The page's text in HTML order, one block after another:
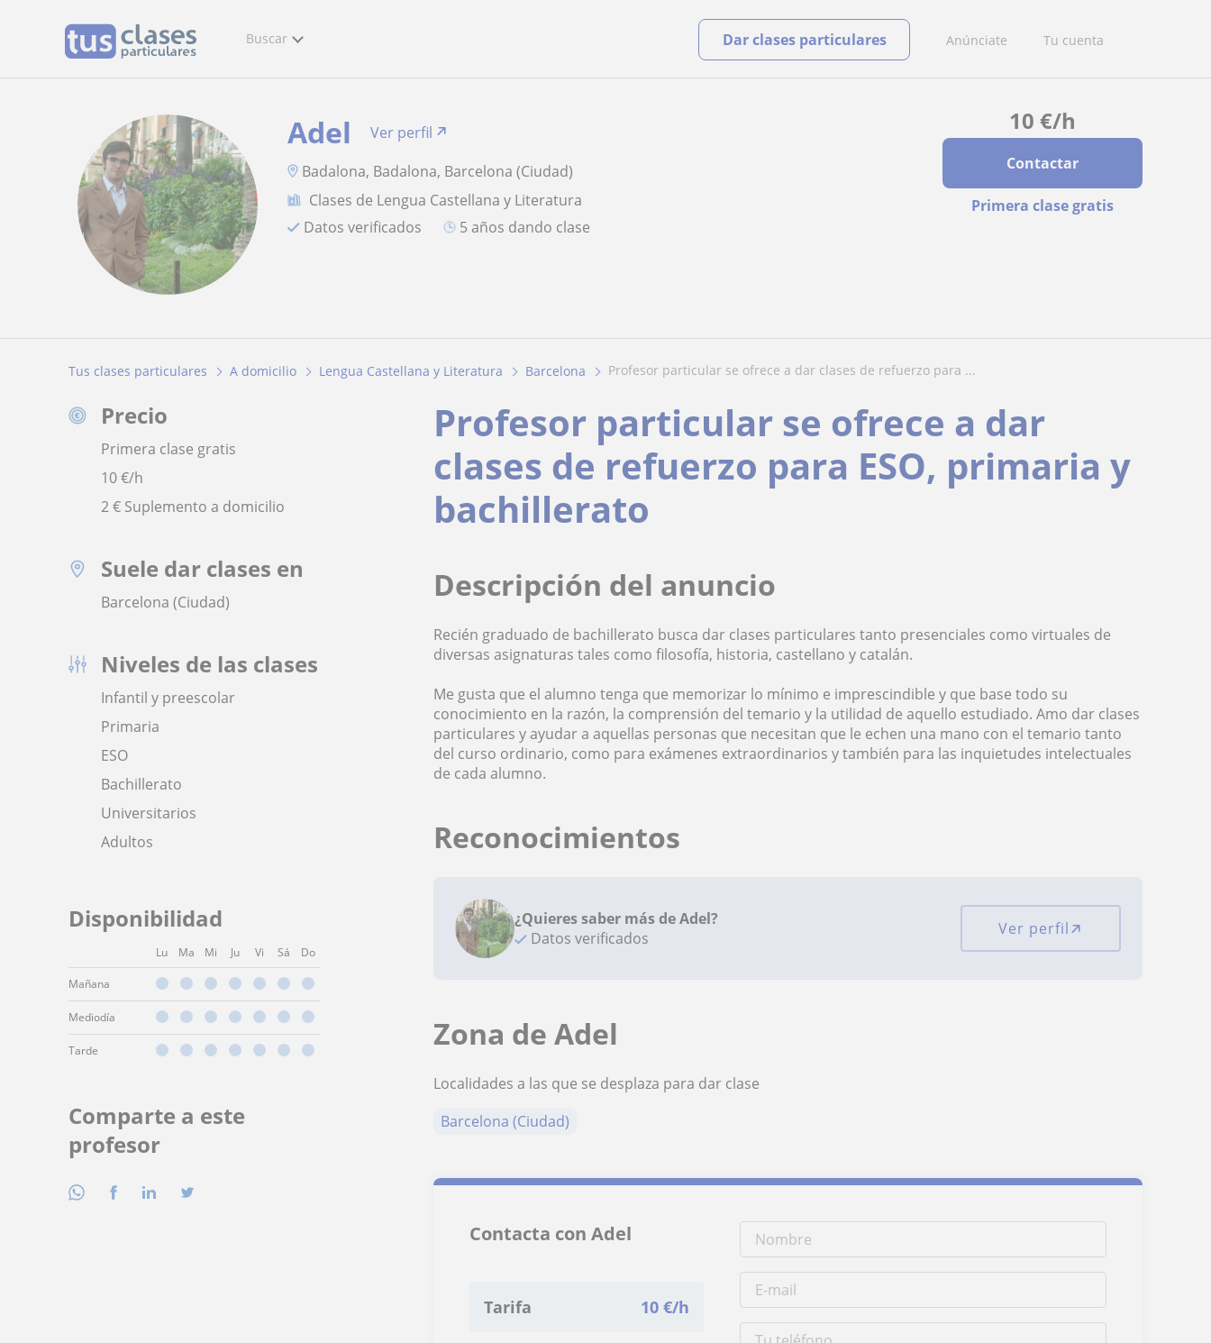
Buscar Anúnciate Tu cuenta
Dar clases particulares
10 €/h
Contactar
Primera clase gratis
Adel
Ver perfil
Badalona, Badalona, Barcelona (Ciudad)
Clases de Lengua Castellana y Literatura
Datos verificados
5 años dando clase
Tus clases particulares A domicilio Lengua Castellana y Literatura Barcelona profesor particular se ofrece a dar clases de refuerzo para ...
Precio
Primera clase gratis
10€/h
2 € Suplemento a domicilio
Suele dar clases en
Barcelona (Ciudad)
Niveles de las clases
Infantil y preescolar
Primaria
ESO
Bachillerato
Universitarios
Adultos
Disponibilidad
Lu Ma Mi Ju Vi Sá Do
Mañana
Mediodía
Tarde
Comparte a este
profesor
Profesor particular se ofrece a dar
clases de refuerzo para ESO, primaria y
bachillerato
Descripción del anuncio
Recién graduado de bachillerato busca dar clases particulares tanto presenciales como virtuales de
diversas asignaturas tales como filosofía, historia, castellano y catalán.
Me gusta que el alumno tenga que memorizar lo mínimo e imprescindible y que base todo su
conocimiento en la razón, la comprensión del temario y la utilidad de aquello estudiado. Amo dar clases
particulares y ayudar a aquellas personas que necesitan que le echen una mano con el temario tanto
del curso ordinario, como para exámenes extraordinarios y también para las inquietudes intelectuales
de cada alumno.
Reconocimientos
¿Quieres saber más de Adel?
Datos verificados
Ver perfil
Zona de Adel
Localidades a las que se desplaza para dar clase
Barcelona (Ciudad)
Contacta con Adel
Tarifa 10 €/h